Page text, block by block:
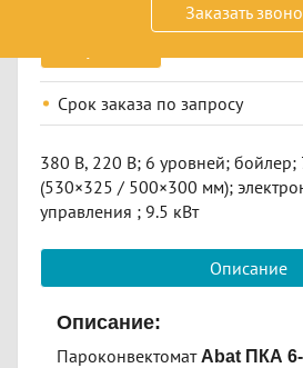
Заказать
Срок заказа по запросу
380 В, 220 В; 6 уровней; бойлер;
(530×325 / 500×300 мм);
управления ; 9.5 кВт
Описание
Описание:
ПароконвектоматAbat ПКА 6-